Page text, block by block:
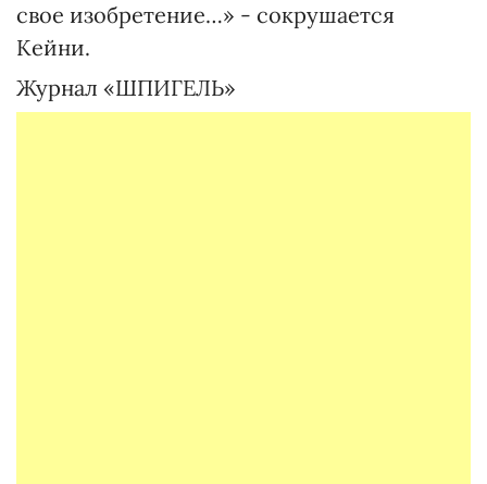
свое изобретение…» - сокрушается
Кейни.
Журнал «ШПИГЕЛЬ»